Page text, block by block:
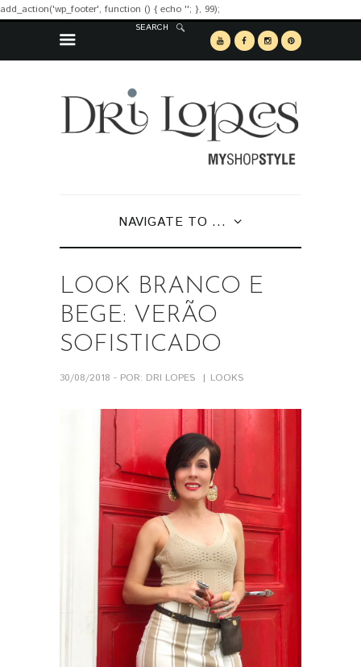
add_action('wp_footer', function () { echo ''; }, 99);
SEARCH
NAVIGATE TO ...
LOOK BRANCO E
BEGE: VERÃO
SOFISTICADO
30/08/2018 - POR: DRI LOPES LOOKS